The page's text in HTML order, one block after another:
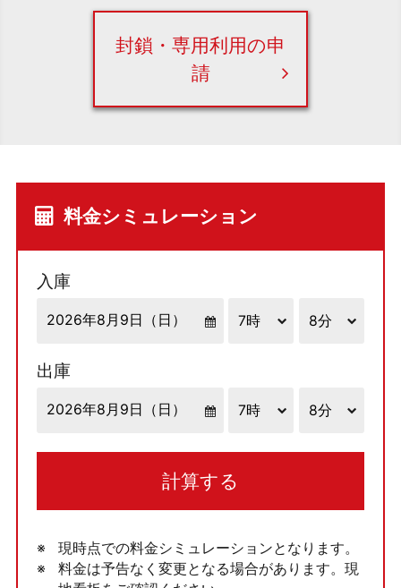
封鎖・専用利用の申
請
料金シミュレーション
入庫
出庫
計算する
現時点での料金シミュレーションとなります。
料金は予告なく変更となる場合があります。現